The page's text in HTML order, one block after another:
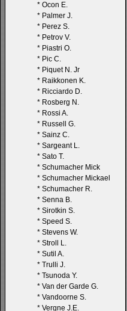
* Ocon E.
* Palmer J.
* Perez S.
* Petrov V.
* Piastri O.
* Pic C.
* Piquet N. Jr
* Raikkonen K.
* Ricciardo D.
* Rosberg N.
* Rossi A.
* Russell G.
* Sainz C.
* Sargeant L.
* Sato T.
* Schumacher Mick
* Schumacher Mickael
* Schumacher R.
* Senna B.
* Sirotkin S.
* Speed S.
* Stevens W.
* Stroll L.
* Sutil A.
* Trulli J.
* Tsunoda Y.
* Van der Garde G.
* Vandoorne S.
* Vergne J.E.